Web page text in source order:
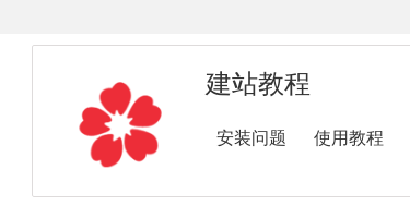
建站教程
安装问题 使用教程